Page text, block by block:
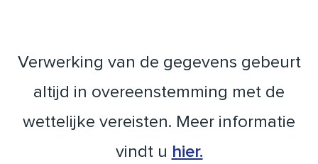
Verwerking van de gegevens gebeurt
altijd in overeenstemming met de
wettelijke vereisten. Meer informatie
vindt u hier.